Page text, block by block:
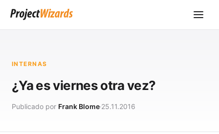
INTERNAS
¿Ya es viernes otra vez?
Publicado por Frank Blome 25.11.2016